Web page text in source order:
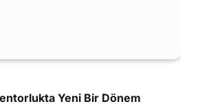
Yeni Bir Dönem